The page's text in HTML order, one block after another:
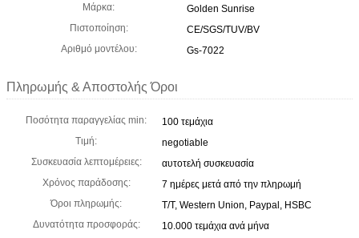
Μάρκα:
Golden Sunrise
Πιστοποίηση:
CE/SGS/TUV/BV
Αριθμό μοντέλου:
Gs-7022
Πληρωμής & Αποστολής Όροι
Ποσότητα παραγγελίας min:
100 τεμάχια
Τιμή:
negotiable
Συσκευασία λεπτομέρειες:
αυτοτελή συσκευασία
Χρόνος παράδοσης:
7 ημέρες μετά από την πληρωμή
Όροι πληρωμής:
T/T, Western Union, Paypal, HSBC
Δυνατότητα προσφοράς:
10.000 τεμάχια ανά μήνα